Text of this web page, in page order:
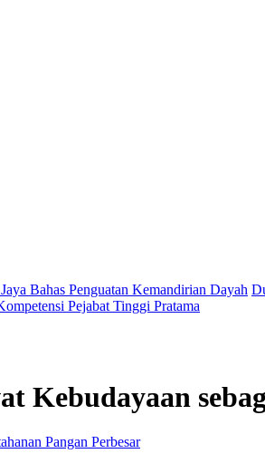
Bahas Penguatan Kemandirian Dayah
Pejabat Tinggi Pratama
Kebudayaan
Perbesar